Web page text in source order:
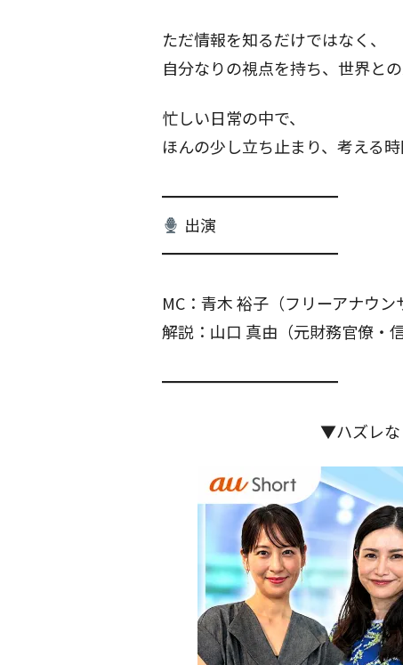
ただ情報を知るだけではなく、
自分なりの視点を持ち、世界と
忙しい日常の中で、
ほんの少し立ち止まり、考える時
━━━━━━━━━━━
出演
━━━━━━━━━━━
MC：青木 裕子（フリーアナウン
解説：山口 真由（元財務官僚・
━━━━━━━━━━━
▼ハズレな